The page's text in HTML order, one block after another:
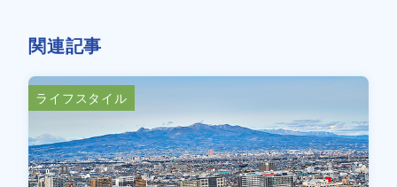
関連記事
ライフスタイル